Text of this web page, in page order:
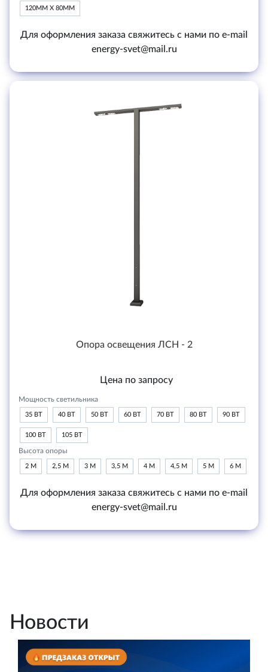
120ММ Х 80ММ
Для оформления заказа свяжитесь с нами по e-mail
energy-svet@mail.ru
Опора освещения ЛСН - 2
Цена по запросу
Мощность светильника
35 ВТ 40 ВТ 50 ВТ 60 ВТ 70 ВТ 80 ВТ 90 ВТ
100 ВТ 105 ВТ
Высота опоры
2 М 2,5 М 3 М 3,5 М 4 М 4,5 М 5 М 6 М
Для оформления заказа свяжитесь с нами по e-mail
energy-svet@mail.ru
Новости